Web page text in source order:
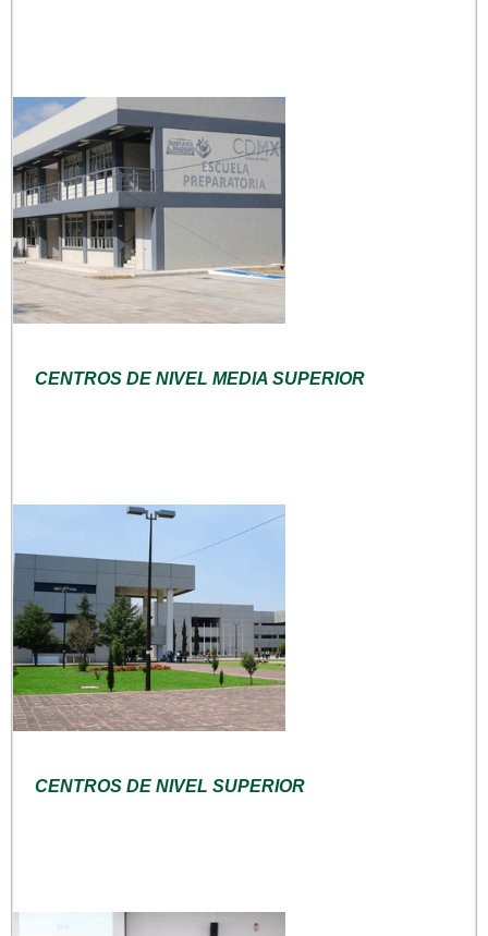
CENTROS DE NIVEL MEDIA SUPERIOR
CENTROS DE NIVEL SUPERIOR